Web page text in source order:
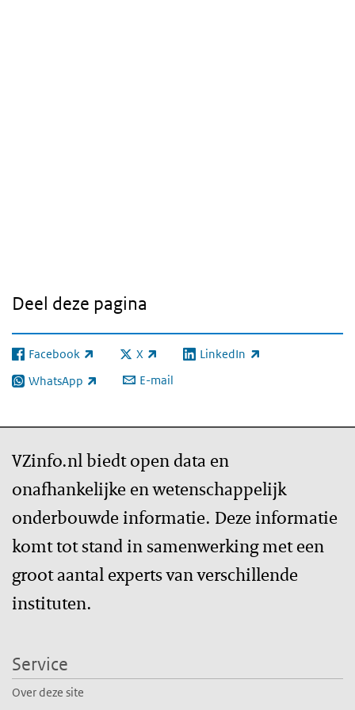
Deel deze pagina
Facebook
(externe link) X
(externe link) LinkedIn
(externe link)
WhatsApp
(externe link) E-mail
VZinfo.nl biedt open data en
onafhankelijke en wetenschappelijk
onderbouwde informatie. Deze informatie
komt tot stand in samenwerking met een
groot aantal experts van verschillende
instituten.
Service
Over deze site